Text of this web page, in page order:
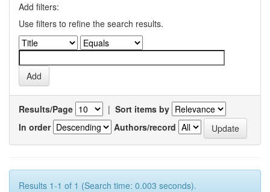
Add filters:
Use filters to refine the search results.
Results/Page | Sort items by
In order
Authors/record
Results 1-1 of 1 (Search time: 0.003 seconds).